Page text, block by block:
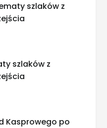
szlaków z
szlaków z
Kasprowego po